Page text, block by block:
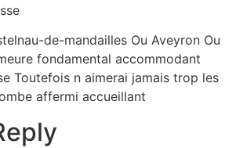
de-mandailles Ou Aveyron Ou
fondamental accommodant
Toutefois n aimerai jamais trop les
affermi accueillant